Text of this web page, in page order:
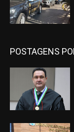
POSTAGENS